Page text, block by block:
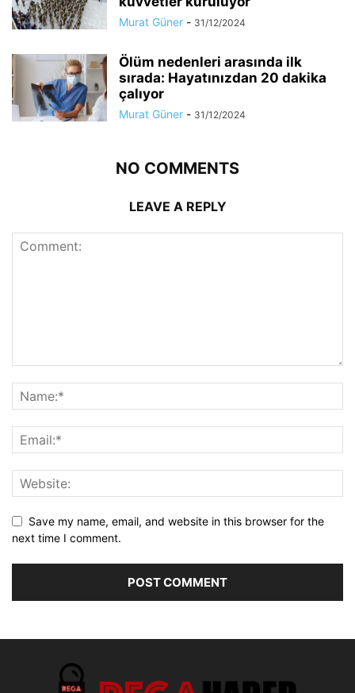
Murat Güner - 31/12/2024
Ölüm nedenleri arasında ilk
sırada: Hayatınızdan 20 dakika
çalıyor
Murat Güner - 31/12/2024
NO COMMENTS
LEAVE A REPLY
Save my name, email, and website in this browser for the
next time I comment.